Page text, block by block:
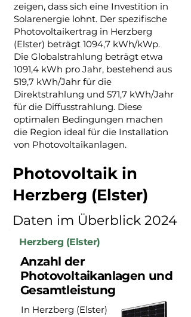
zeigen, dass sich eine Investition in
Solarenergie lohnt. Der spezifische
Photovoltaikertrag in Herzberg
(Elster) beträgt 1094,7 kWh/kWp.
Die Globalstrahlung beträgt etwa
1091,4 kWh pro Jahr, bestehend aus
519,7 kWh/Jahr für die
Direktstrahlung und 571,7 kWh/Jahr
für die Diffusstrahlung. Diese
optimalen Bedingungen machen
die Region ideal für die Installation
von Photovoltaikanlagen.
Photovoltaik in
Herzberg (Elster)
Daten im Überblick 2024
Herzberg (Elster)
Anzahl der
Photovoltaikanlagen und
Gesamtleistung
In Herzberg (Elster)